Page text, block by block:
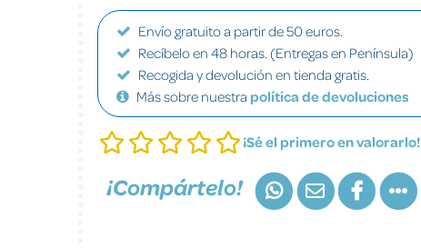
Envío gratuito a partir de 50 euros.
Recíbelo en 48 horas. (Entregas en Península)
Recogida y devolución en tienda gratis.
Más sobre nuestra política de devoluciones
¡Sé el primero en valorarlo!
¡Compártelo!